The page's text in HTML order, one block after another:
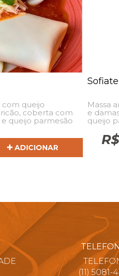
com queijo
coberta com
queijo parmesão
ADICIONAR
Massa
e
queijo
(11) 5081-